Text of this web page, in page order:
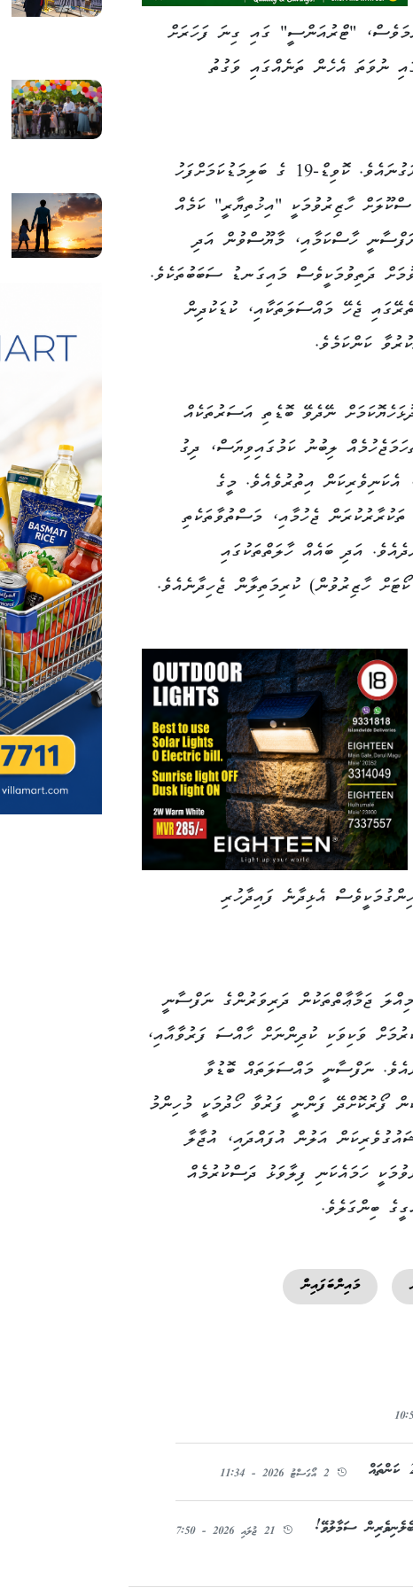
"ޓްރުއަންސީ" ގައި ގިނަ ފަހަރަށް
ނުވަތަ އެހެން ތަނެއްގައި ވަގުތު
ދަރިވަރުން ސްކޫލަށް ނުދާން މެދުވެރިވާ ސަބަބުތައް ގިނަގުނައެވެ. ކޮވިޑް-19 ގެ ބަލިމަޑުކަމަށްފަހު
ހާޒިރުވުމަކީ "އިޚުތިޔާރީ" ކަމެއް
ހާސްކަމާއި، މާޔޫސްވުން އަދި
ދަތިވުމަކީވެސް މައިގަނޑު ސަބަބުތަކެވެ.
ޖެހޭ މައްސަލަތަކާއި، ކުޑަކުދިން
ކަންކަމެވެ.
ނޭދެވޭ ބޮޑެތި އަސަރުތަކެއް
ލިބުނު ކަމުގައިވިޔަސް، ދިގު
އިތުރުވެއެވެ. މީގެ
ޖެހުމާއި، މަސްތުވާތަކެތި
އަދި ބައެއް ހާލަތްތަކުގައި
ހާޒިރުވުން) ކުރިމަތިލާން ޖެހިދާނެއެވެ.
އެޅިދާނެ ފައިދާހުރި
ޖަމާޢާތްތަކުން ދަރިވަރުންގެ ނަފްސާނީ
ވަކިވަކި ކުދިންނަށް ހާއްސަ ފަރުވާއާއި،
ނަފްސާނީ މައްސަލަތައް ބޮޑުވާ
ފޯރުކޮށްދޭ ފަންނީ ފަރުވާ ހޯދުމަކީ މުހިންމު
އަލުން އުފައްދައި، އުޖާލާ
ހަމައެކަނި ފިލާވަޅު ދަސްކުރުމެއް
ބިންގަލެވެ.
މައިންބަފައިން
ސަމާލުވޭ!